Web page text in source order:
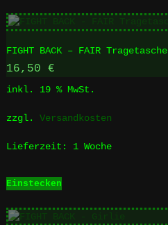
mehrere
auf.
Produktseite
FIGHT BACK – FAIR Tragetasche
16,50 €
inkl. 19 % MwSt.
zzgl. Versandkosten
Lieferzeit: 1 Woche
Einstecken